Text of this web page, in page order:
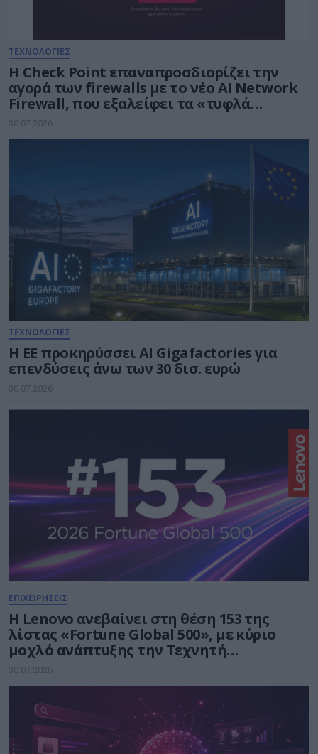
ΤΕΧΝΟΛΟΓΙΕΣ
Η Check Point επαναπροσδιορίζει την
αγορά των firewalls με το νέο AI Network
Firewall, που εξαλείφει τα «τυφλά
σημεία» της Τεχνητής Νοημοσύνης σε
κάθε δίκτυο
30.07.2026
ΤΕΧΝΟΛΟΓΙΕΣ
Η ΕΕ προκηρύσσει AI Gigafactories για
επενδύσεις άνω των 30 δισ. ευρώ
30.07.2026
ΕΠΙΧΕΙΡΗΣΕΙΣ
Η Lenovo ανεβαίνει στη θέση 153 της
λίστας «Fortune Global 500», με κύριο
μοχλό ανάπτυξης την Τεχνητή
Νοημοσύνη
30.07.2026